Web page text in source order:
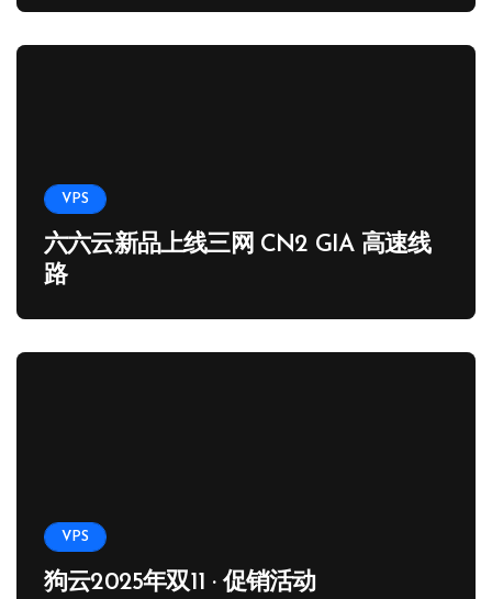
VPS
六六云新品上线三网 CN2 GIA 高速线
路
VPS
狗云2025年双11 · 促销活动